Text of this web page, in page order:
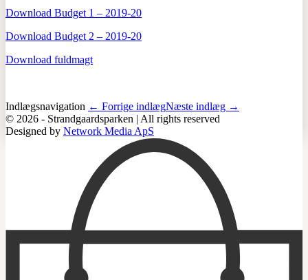
Download Budget 1 – 2019-20
Download Budget 2 – 2019-20
Download fuldmagt
Indlægsnavigation ← Forrige indlægNæste indlæg →
© 2026 - Strandgaardsparken | All rights reserved
Designed by Network Media ApS